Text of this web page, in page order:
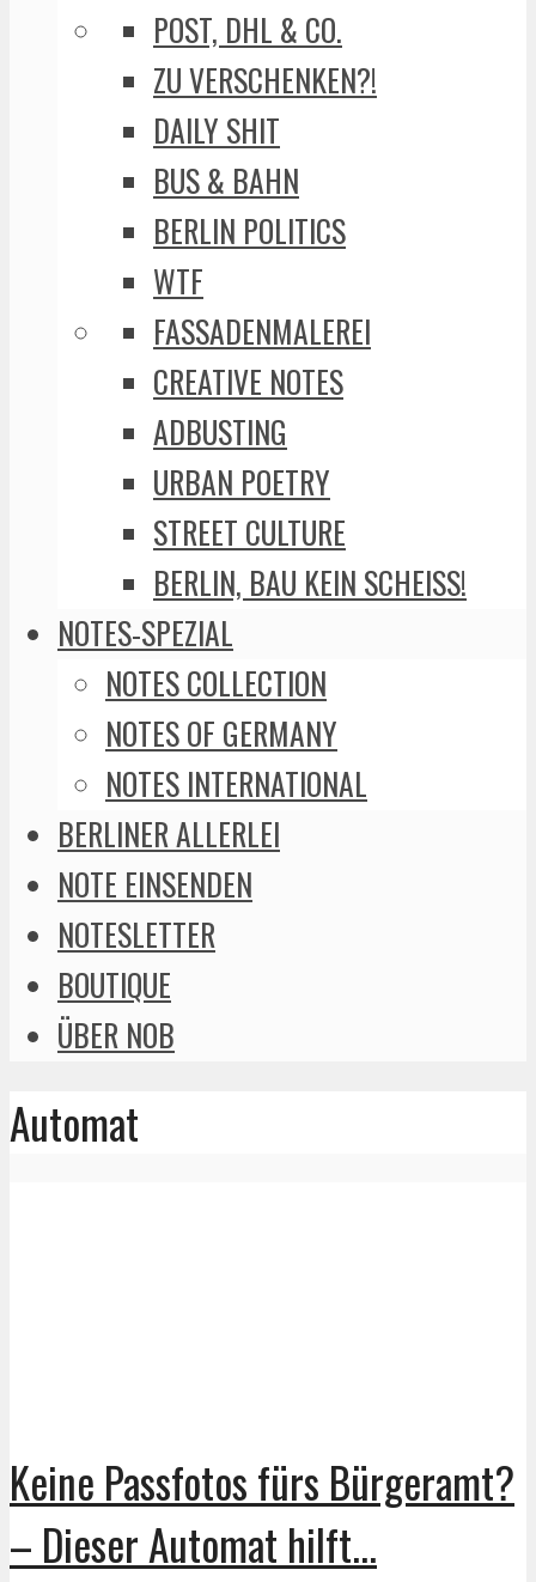
POST, DHL & CO.
ZU VERSCHENKEN?!
DAILY SHIT
BUS & BAHN
BERLIN POLITICS
WTF
FASSADENMALEREI
CREATIVE NOTES
ADBUSTING
URBAN POETRY
STREET CULTURE
BERLIN, BAU KEIN SCHEISS!
NOTES-SPEZIAL
NOTES COLLECTION
NOTES OF GERMANY
NOTES INTERNATIONAL
BERLINER ALLERLEI
NOTE EINSENDEN
NOTESLETTER
BOUTIQUE
ÜBER NOB
Automat
Keine Passfotos fürs Bürgeramt?
– Dieser Automat hilft...